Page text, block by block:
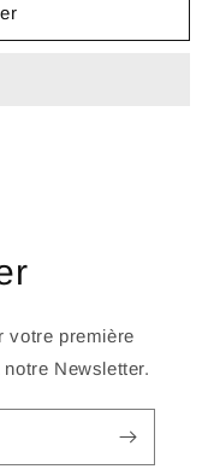
votre première
Newsletter.